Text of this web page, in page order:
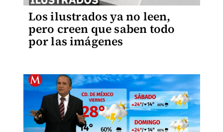
Los ilustrados ya no leen,
pero creen que saben todo
por las imágenes